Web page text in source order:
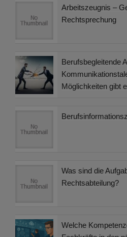
Arbeitszeugnis –
Rechtsprechung
Berufsbegleitende
Möglichkeiten gibt
Was sind die
Rechtsabteilung?
Welche